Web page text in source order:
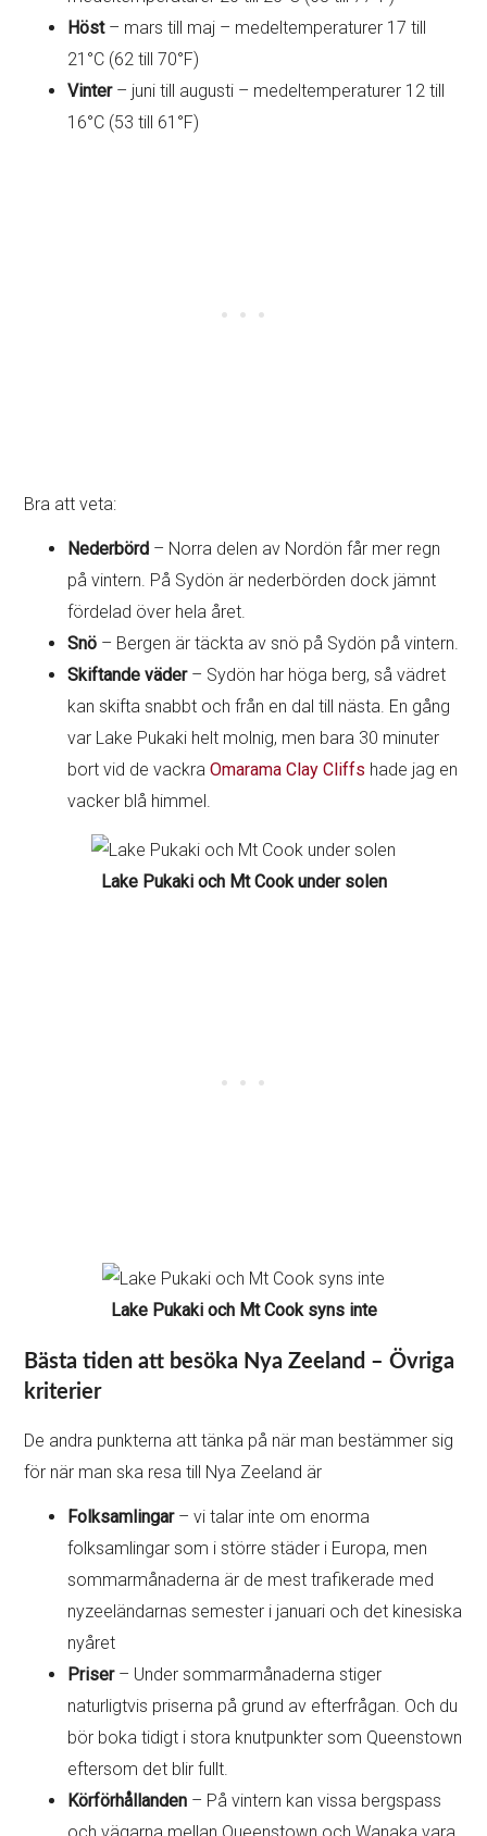
Höst– mars till maj – medeltemperaturer 17 till
21°C (62 till 70°F)
Vinter– juni till augusti – medeltemperaturer 12 till
16°C (53 till 61°F)
Bra att veta:
Nederbörd – Norra delen av Nordön får mer regn
på vintern. På Sydön är nederbörden dock jämnt
fördelad över hela året.
Snö – Bergen är täckta av snö på Sydön på vintern.
Skiftande väder– Sydön har höga berg, så vädret
kan skifta snabbt och från en dal till nästa. En gång
var Lake Pukaki helt molnig, men bara 30 minuter
bort vid de vackraOmarama Clay Cliffs hade jag en
vacker blå himmel.
Lake Pukaki och Mt Cook under solen
Lake Pukaki och Mt Cook syns inte
Bästa tiden att besöka Nya Zeeland – Övriga
kriterier
De andra punkterna att tänka på när man bestämmer sig
för när man ska resa till Nya Zeeland är
Folksamlingar– vi talar inte om enorma
folksamlingar som i större städer i Europa, men
sommarmånaderna är de mest trafikerade med
nyzeeländarnas semester i januari och det kinesiska
nyåret
Priser– Under sommarmånaderna stiger
naturligtvis priserna på grund av efterfrågan. Och du
bör boka tidigt i stora knutpunkter som Queenstown
eftersom det blir fullt.
Körförhållanden – På vintern kan vissa bergspass